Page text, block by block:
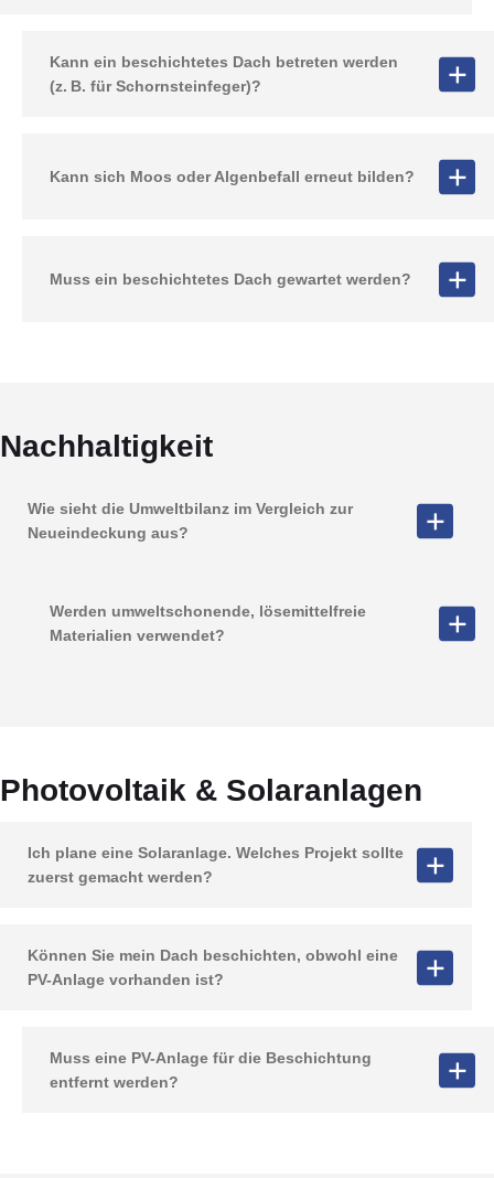
Kann ein beschichtetes Dach betreten werden
(z. B. für Schornsteinfeger)?
Kann sich Moos oder Algenbefall erneut bilden?
Muss ein beschichtetes Dach gewartet werden?
Nachhaltigkeit
Wie sieht die Umweltbilanz im Vergleich zur
Neueindeckung aus?
Werden umweltschonende, lösemittelfreie
Materialien verwendet?
Photovoltaik & Solaranlagen
Ich plane eine Solaranlage. Welches Projekt sollte
zuerst gemacht werden?
Können Sie mein Dach beschichten, obwohl eine
PV-Anlage vorhanden ist?
Muss eine PV-Anlage für die Beschichtung
entfernt werden?